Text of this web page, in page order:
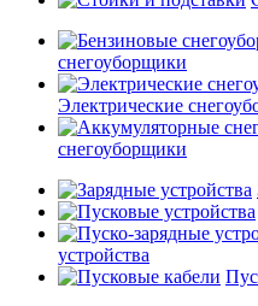
снегоуборщики
Электрические
снегоуборщики
устройства